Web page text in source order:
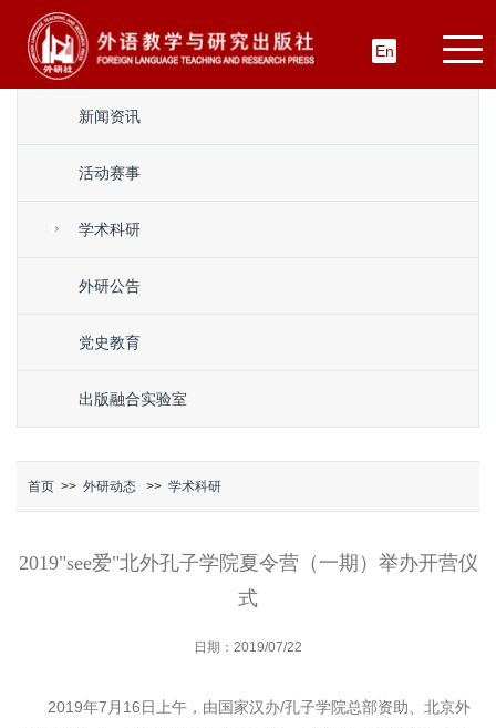
En
新闻资讯
活动赛事
学术科研
外研公告
党史教育
出版融合实验室
首页 >> 外研动态 >> 学术科研
2019"see爱"北外孔子学院夏令营（一期）举办开营仪
式
日期：2019/07/22
2019年7月16日上午，由国家汉办/孔子学院总部资助、北京外